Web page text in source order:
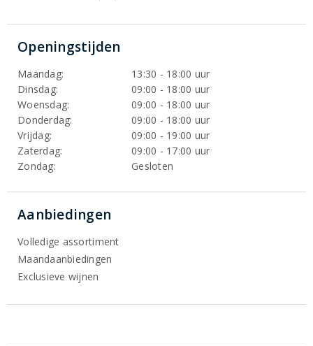
Openingstijden
Maandag:
13:30 - 18:00 uur
Dinsdag:
09:00 - 18:00 uur
Woensdag:
09:00 - 18:00 uur
Donderdag:
09:00 - 18:00 uur
Vrijdag:
09:00 - 19:00 uur
Zaterdag:
09:00 - 17:00 uur
Zondag:
Gesloten
Aanbiedingen
Volledige assortiment
Maandaanbiedingen
Exclusieve wijnen